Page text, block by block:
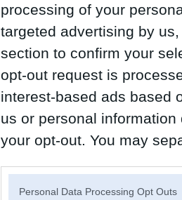
processing of your
targeted advertising by
section to confirm your
opt-out request is
interest-based ads based
us or personal
your opt-out. You may
Personal Data Processing Opt Outs